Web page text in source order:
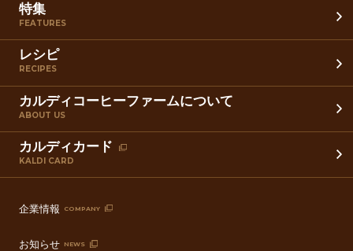
特集
FEATURES
レシピ
RECIPES
カルディコーヒーファームについて
ABOUT US
カルディカード
KALDI CARD
企業情報 COMPANY
お知らせ NEWS